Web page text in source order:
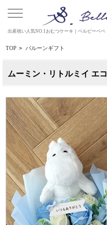
出産祝い人気NO.1おむつケーキ｜ベルビーベベ
TOP > バルーンギフト
ムーミン・リトルミイ エ